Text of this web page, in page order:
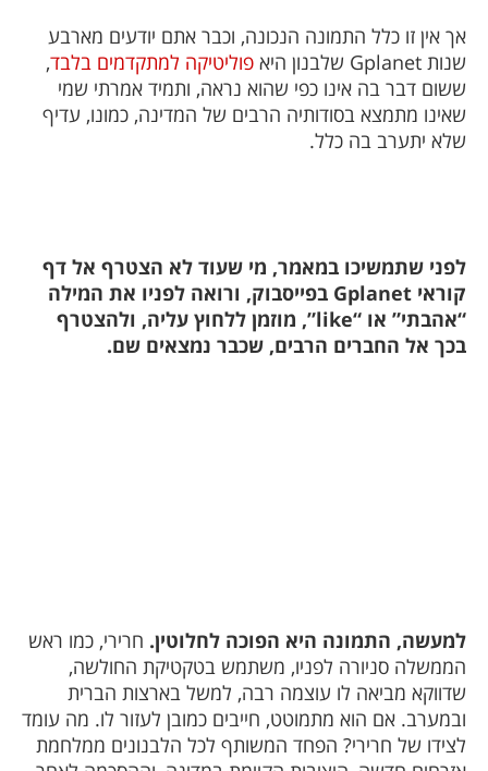
אך אין זו כלל התמונה הנכונה, וכבר אתם יודעים מארבע
שנות Gplanetשלבנון היא פוליטיקה למתקדמים בלבד,
ששום דבר בה אינו כפי שהוא נראה, ותמיד אמרתי שמי
שאינו מתמצא בסודותיה הרבים של המדינה, כמונו, עדיף
שלא יתערב בה כלל.
לפני שתמשיכו במאמר, מי שעוד לא הצטרף אל דף
קוראי Gplanet בפייסבוק, ורואה לפניו את המילה
“אהבתי” או “like”, מוזמן ללחוץ עליה, ולהצטרף
בכך אל החברים הרבים, שכבר נמצאים שם.
למעשה, התמונה היא הפוכה לחלוטין.חרירי, כמו ראש
הממשלה סניורה לפניו, משתמש בטקטיקת החולשה,
שדווקא מביאה לו עוצמה רבה, למשל בארצות הברית
ובמערב. אם הוא מתמוטט, חייבים כמובן לעזור לו. מה עומד
לצידו של חרירי? הפחד המשותף לכל הלבנונים ממלחמת